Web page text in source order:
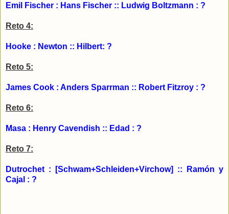
Emil Fischer : Hans Fischer :: Ludwig Boltzmann : ?
Reto 4:
Hooke : Newton :: Hilbert: ?
Reto 5:
James Cook : Anders Sparrman :: Robert Fitzroy : ?
Reto 6:
Masa : Henry Cavendish :: Edad : ?
Reto 7:
Dutrochet : [Schwam+Schleiden+Virchow] :: Ramón y
Cajal : ?